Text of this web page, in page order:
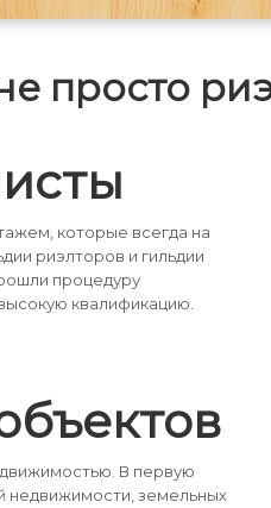
просто
которые всегда на
риэлторов и гильдии
процедуру
квалификацию.
В первую
недвижимости, земельных